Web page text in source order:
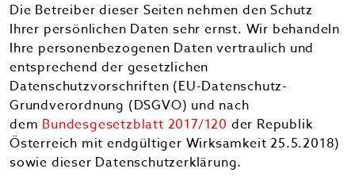
Die Betreiber dieser Seiten nehmen den Schutz
Ihrer persönlichen Daten sehr ernst. Wir behandeln
Ihre personenbezogenen Daten vertraulich und
entsprechend der gesetzlichen
Datenschutzvorschriften (EU-Datenschutz-
Grundverordnung (DSGVO) und nach
dem Bundesgesetzblatt 2017/120 der Republik
Österreich mit endgültiger Wirksamkeit 25.5.2018)
sowie dieser Datenschutzerklärung.